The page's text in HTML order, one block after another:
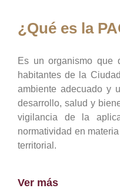
¿Qué es la
Es un organismo que
habitantes de la
ambiente adecuado y
desarrollo, salud y
vigilancia de la
normatividad en
territorial.
Ver más